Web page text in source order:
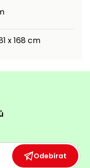
x 168 cm
Odebírat